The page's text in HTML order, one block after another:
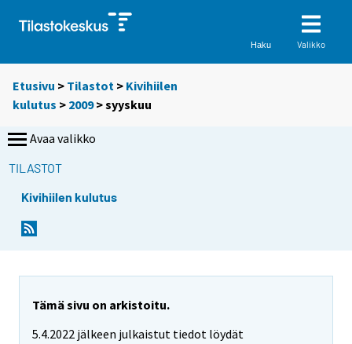
Haku Valikko
Etusivu > Tilastot > Kivihiilen
kulutus > 2009>syyskuu
Avaa valikko
TILASTOT
Kivihiilen kulutus
Tämä sivu on arkistoitu.
5.4.2022 jälkeen julkaistut tiedot löydät